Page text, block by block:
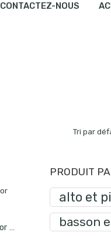
CONTACTEZ-NOUS
A Quiet Valley (quatuor De Flûtes)
PRODUIT
alto et
basson